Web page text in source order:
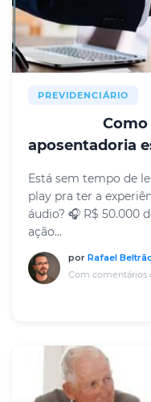
PREVIDENCIÁRIO
aposentadoria
Está sem tempo de
play pra ter a
áudio? 🎧 R$ 50.000
ação...
por Rafael
Com comentários